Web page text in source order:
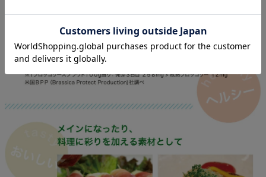
例えば、肝臓のデトックス作用を高めると期待される注目の成分
「スルフォラファン」。
ブロッコリースプラウトには、成熟ブロッコリーの約２０倍(※1) も
含まれています。